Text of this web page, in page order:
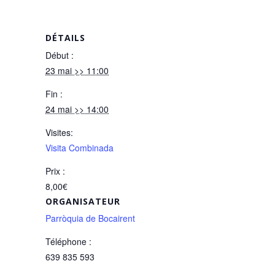
DÉTAILS
Début :
23 mai >> 11:00
Fin :
24 mai >> 14:00
Visites:
Visita Combinada
Prix :
8,00€
ORGANISATEUR
Parròquia de Bocairent
Téléphone :
639 835 593